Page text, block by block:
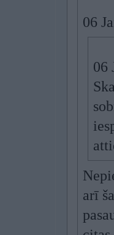
06
06
arī